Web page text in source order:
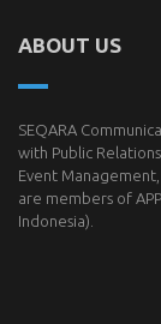
ABOUT US
SEQARA
with Public
Event
are members of
Indonesia).